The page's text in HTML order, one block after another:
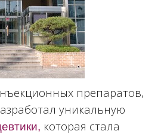
препаратов,
уникальную
которая стала